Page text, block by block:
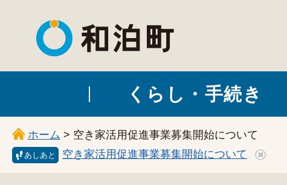
和泊町
くらし・手続き
ホーム > 空き家活用促進事業募集開始について
あしあと 空き家活用促進事業募集開始について